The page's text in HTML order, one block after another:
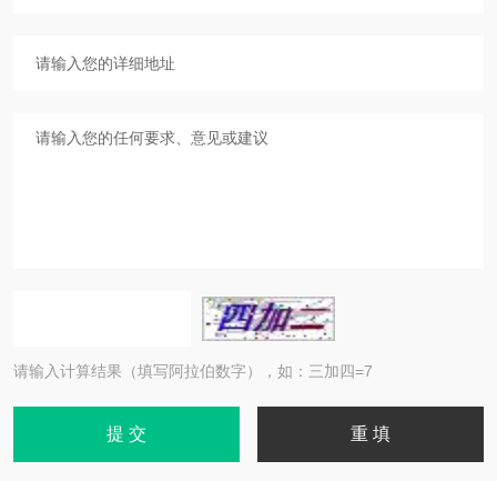
请输入计算结果（填写阿拉伯数字），如：三加四=7